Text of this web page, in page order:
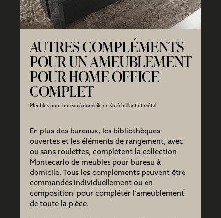
AUTRES COMPLÉMENTS
POUR UN AMEUBLEMENT
POUR HOME OFFICE
COMPLET
Meubles pour bureau à domicile en Kotò brillant et métal
En plus des bureaux, les bibliothèques
ouvertes et les éléments de rangement, avec
ou sans roulettes, complètent la collection
Montecarlo de meubles pour bureau à
domicile. Tous les compléments peuvent être
commandés individuellement ou en
composition, pour compléter l‘ameublement
de toute la pièce.